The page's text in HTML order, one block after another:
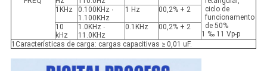
ciclo de
funcionamento
de 50%
1 ‰ 11 Vp-p
1KHz
0.100KHz ∙
1.100KHz
1 Hz 00,2% + 2
10
kHz
1.0KHz ∙
11.0KHz
0.1KHz 00,2% + 2
1Características de carga: cargas capacitivas ≥ 0,01 uF.